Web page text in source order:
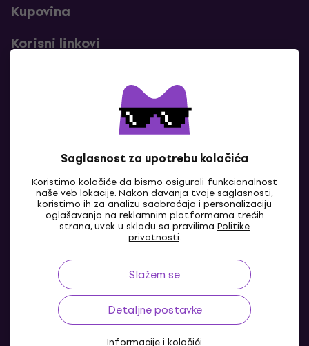
Saglasnost za upotrebu kolačića
Koristimo kolačiće da bismo osigurali funkcionalnost
naše veb lokacije. Nakon davanja tvoje saglasnosti,
koristimo ih za analizu saobraćaja i personalizaciju
oglašavanja na reklamnim platformama trećih
strana, uvek u skladu sa pravilima Politike
privatnosti.
Slažem se
Detaljne postavke
Informacije i kolačići
Kupovina
Korisni linkovi
Kontakti
Kontaktiraj nas
RS